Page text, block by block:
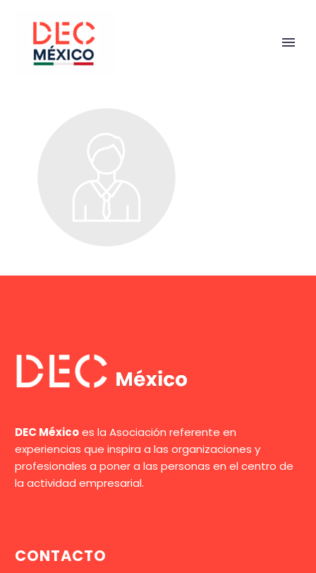
DEC Méxicoes la Asociación referente en
experiencias que inspira a las organizaciones y
profesionales a poner a las personas en el centro de
la actividad empresarial.
CONTACTO